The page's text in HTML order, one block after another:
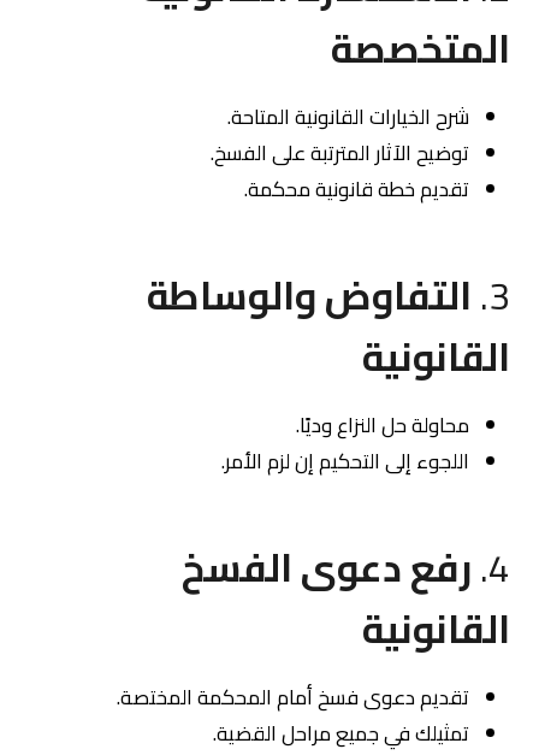
المتخصصة
شرح الخيارات القانونية المتاحة.
توضيح الآثار المترتبة على الفسخ.
تقديم خطة قانونية محكمة.
3. التفاوض والوساطة
القانونية
محاولة حل النزاع وديًا.
اللجوء إلى التحكيم إن لزم الأمر.
4. رفع دعوى الفسخ
القانونية
تقديم دعوى فسخ أمام المحكمة المختصة.
تمثيلك في جميع مراحل القضية.